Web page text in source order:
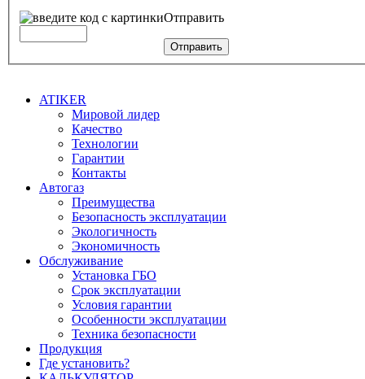
Отправить
Отправить
ATIKER
Мировой лидер
Качество
Технологии
Гарантии
Контакты
Автогаз
Преимущества
Безопасность эксплуатации
Экологичность
Экономичность
Обслуживание
Установка ГБО
Срок эксплуатации
Условия гарантии
Особенности эксплуатации
Техника безопасности
Продукция
Где установить?